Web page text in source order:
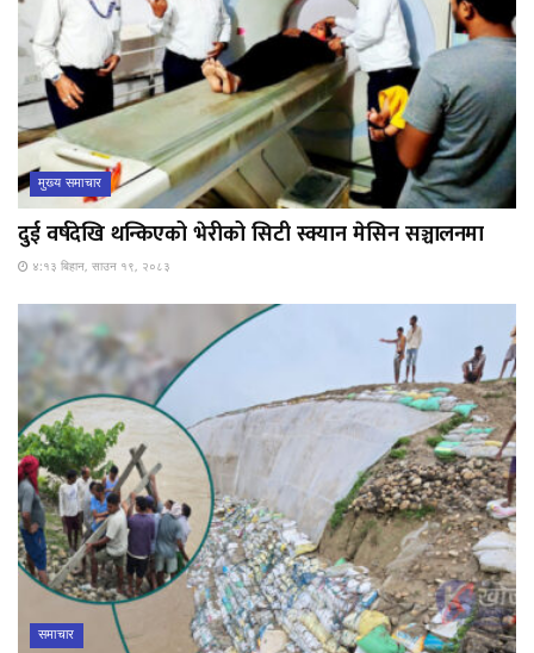
मुख्य समाचार
दुई वर्षदेखि थन्किएको भेरीको सिटी स्क्यान मेसिन सञ्चालनमा
४:१३ बिहान, साउन १९, २०८३
समाचार